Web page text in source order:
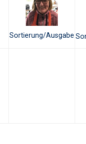
Sortierung/Ausgabe